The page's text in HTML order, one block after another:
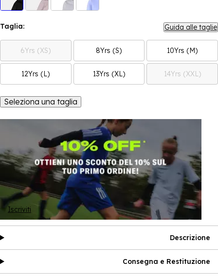
Taglia: Guida alle taglie
6Yrs (XS) 8Yrs (S) 10Yrs (M)
12Yrs (L) 13Yrs (XL) 14Yrs (XXL)
Seleziona una taglia
Iscriviti
Descrizione
Consegna e Restituzione